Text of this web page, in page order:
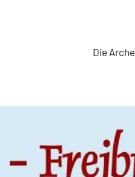
Die Arche